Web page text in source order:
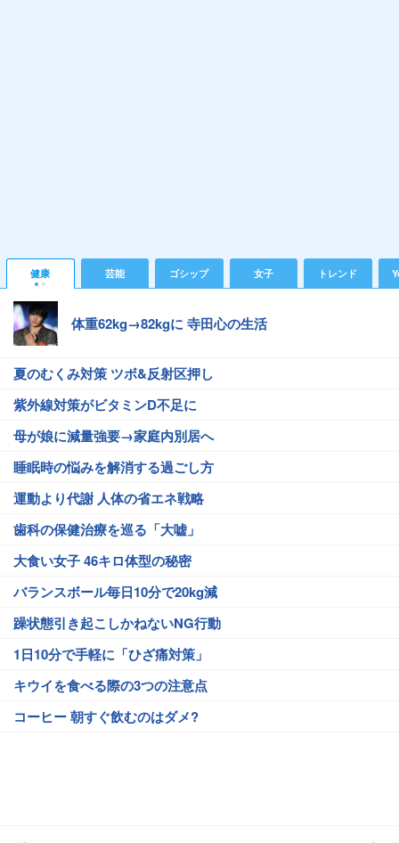
健康 芸能 ゴシップ 女子 トレンド
体重62kg→82kgに 寺田心の生活
夏のむくみ対策 ツボ&反射区押し
紫外線対策がビタミンD不足に
母が娘に減量強要→家庭内別居へ
睡眠時の悩みを解消する過ごし方
運動より代謝 人体の省エネ戦略
歯科の保健治療を巡る「大嘘」
大食い女子 46キロ体型の秘密
バランスボール毎日10分で20kg減
躁状態引き起こしかねないNG行動
1日10分で手軽に「ひざ痛対策」
キウイを食べる際の3つの注意点
コーヒー 朝すぐ飲むのはダメ?